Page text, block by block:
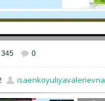
345 0
isaenkoyuliyavalerievna